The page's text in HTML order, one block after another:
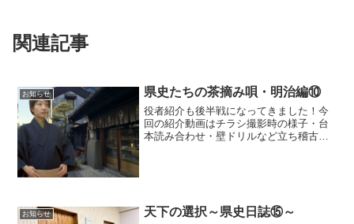
関連記事
お知らせ 県史たちの茶摘み唄・明治編⑩
役者紹介も後半戦になってきました！今
回の紹介動画はチラシ撮影時の様子・台
本読み合わせ・壁ドリルなど立ち稽古に
お知らせ 天下の選択～県史日誌⑮～